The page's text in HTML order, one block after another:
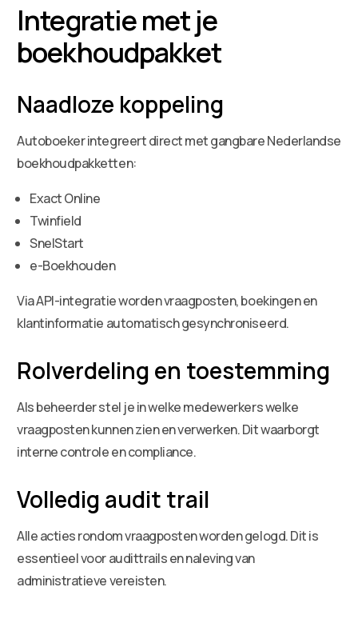
Integratie met je
boekhoudpakket
Naadloze koppeling
Autoboeker integreert direct met gangbare Nederlandse
boekhoudpakketten:
Exact Online
Twinfield
SnelStart
e-Boekhouden
Via API-integratie worden vraagposten, boekingen en
klantinformatie automatisch gesynchroniseerd.
Rolverdeling en toestemming
Als beheerder stel je in welke medewerkers welke
vraagposten kunnen zien en verwerken. Dit waarborgt
interne controle en compliance.
Volledig audit trail
Alle acties rondom vraagposten worden gelogd. Dit is
essentieel voor audittrails en naleving van
administratieve vereisten.